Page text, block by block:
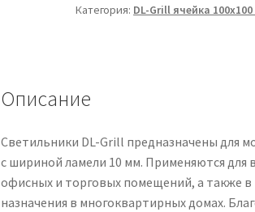
Категория: DL-Grill ячейка
Описание
Светильники DL-Grill предназначены для
с шириной ламели 10 мм. Применяются для
офисных и торговых помещений, а также
назначения в многоквартирных домах.